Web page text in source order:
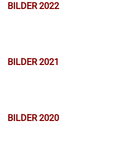
BILDER 2022
BILDER 2021
BILDER 2020